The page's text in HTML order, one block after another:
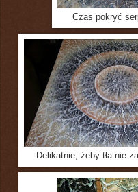
Czas pokryć
Delikatnie, żeby tła nie